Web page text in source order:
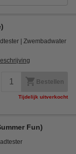
Zwembadwater
Bestellen
Tijdelijk uitverkocht
Fun)